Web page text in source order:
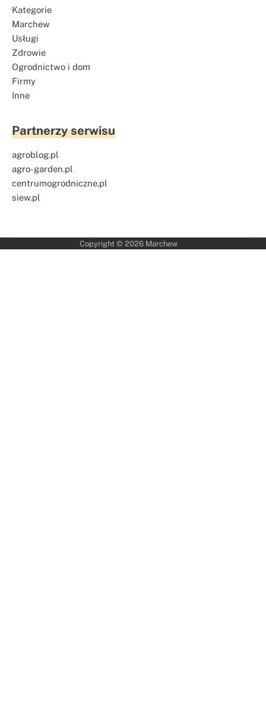
Kategorie
Marchew
Usługi
Zdrowie
Ogrodnictwo i dom
Firmy
Inne
Partnerzy serwisu
agroblog.pl
agro-garden.pl
centrumogrodniczne.pl
siew.pl
Copyright © 2026 Marchew